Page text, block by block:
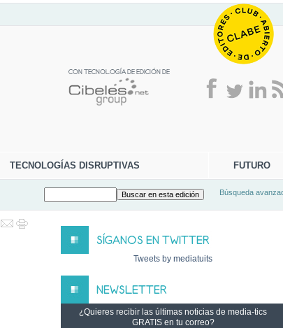
TECNOLOGÍAS DISRUPTIVAS FUTURO
Búsqueda
Tweets by mediatuits
¿Quieres recibir las últimas noticias de media-tics
GRATISen tu correo?